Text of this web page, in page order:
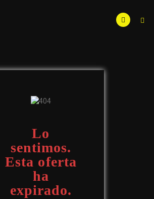
Lo
sentimos.
Esta oferta
ha
expirado.